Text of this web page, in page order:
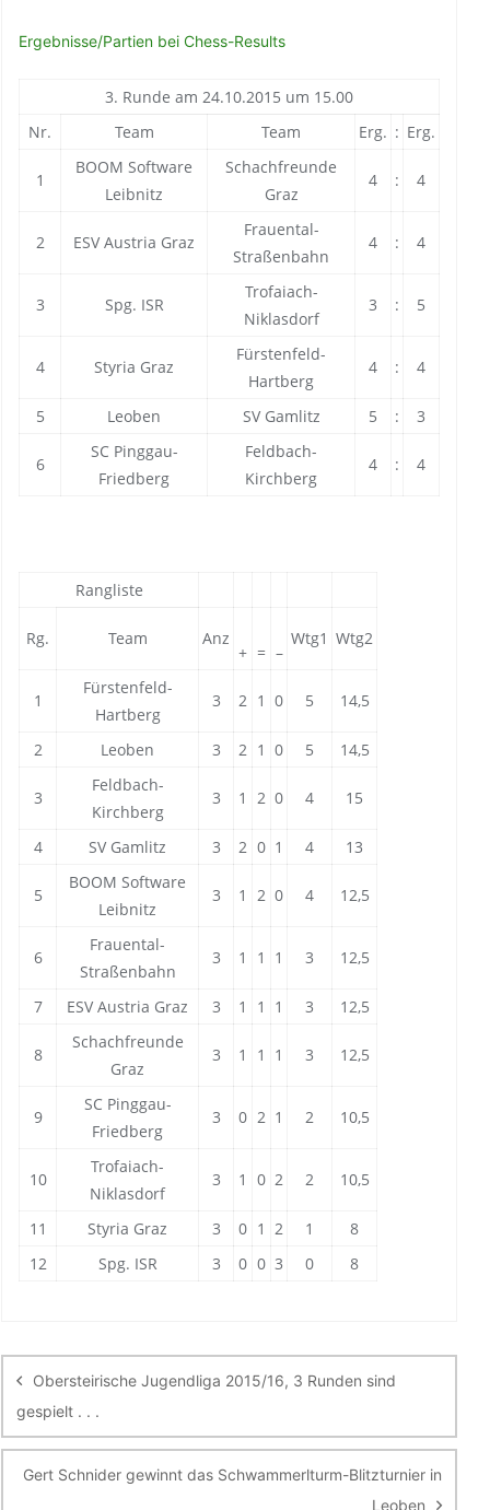
Ergebnisse/Partien bei Chess-Results
3. Runde am 24.10.2015 um 15.00
Nr.
Team Team Erg. : Erg.
1
BOOM Software
Leibnitz
Schachfreunde
Graz
4 : 4
2 ESV Austria Graz
Frauental-
Straßenbahn
4 : 4
3 Spg. ISR
Trofaiach-
Niklasdorf
3 : 5
4 Styria Graz
Fürstenfeld-
Hartberg
4 : 4
5 Leoben SV Gamlitz 5 : 3
6
SC Pinggau-
Friedberg
Feldbach-
Kirchberg
4 : 4
Rangliste
Rg. Team Anz
+ = –
Wtg1 Wtg2
1
Fürstenfeld-
Hartberg
3 2 1 0 5 14,5
2 Leoben 3 2 1 0 5 14,5
3
Feldbach-
Kirchberg
3 1 2 0 4 15
4 SV Gamlitz 3 2 0 1 4 13
5
BOOM Software
Leibnitz
3 1 2 0 4 12,5
6
Frauental-
Straßenbahn
3 1 1 1 3 12,5
7 ESV Austria Graz 3 1 1 1 3 12,5
8
Schachfreunde
Graz
3 1 1 1 3 12,5
9
SC Pinggau-
Friedberg
3 0 2 1 2 10,5
10
Trofaiach-
Niklasdorf
3 1 0 2 2 10,5
11 Styria Graz 3 0 1 2 1
8
12
Spg. ISR 3 0 0 3 0 8
Obersteirische Jugendliga 2015/16, 3 Runden sind
gespielt . . .
Gert Schnider gewinnt das Schwammerlturm-Blitzturnier in
Leoben